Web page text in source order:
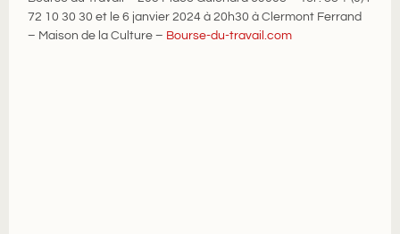
72 10 30 30 et le 6 janvier 2024 à 20h30 à Clermont Ferrand
– Maison de la Culture – Bourse-du-travail.com